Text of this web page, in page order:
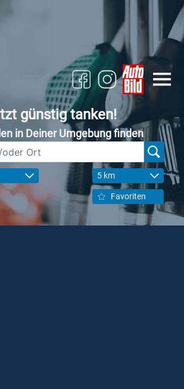
günstig tanken!
in Deiner Umgebung finden
5 km
Favoriten